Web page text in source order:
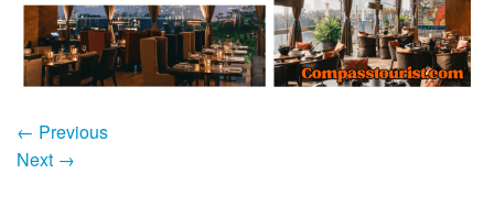
← Previous
Next →